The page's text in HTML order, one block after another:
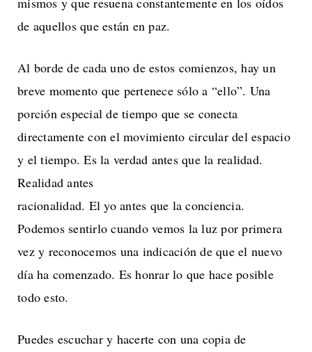
de aquellos que están en paz.
Al borde de cada uno de estos comienzos, hay un
breve momento que pertenece sólo a “ello”. Una
porción especial de tiempo que se conecta
directamente con el movimiento circular del espacio
y el tiempo. Es la verdad antes que la realidad.
Realidad antes
racionalidad. El yo antes que la conciencia.
Podemos sentirlo cuando vemos la luz por primera
vez y reconocemos una indicación de que el nuevo
día ha comenzado. Es honrar lo que hace posible
todo esto.
Puedes escuchar y hacerte con una copia de